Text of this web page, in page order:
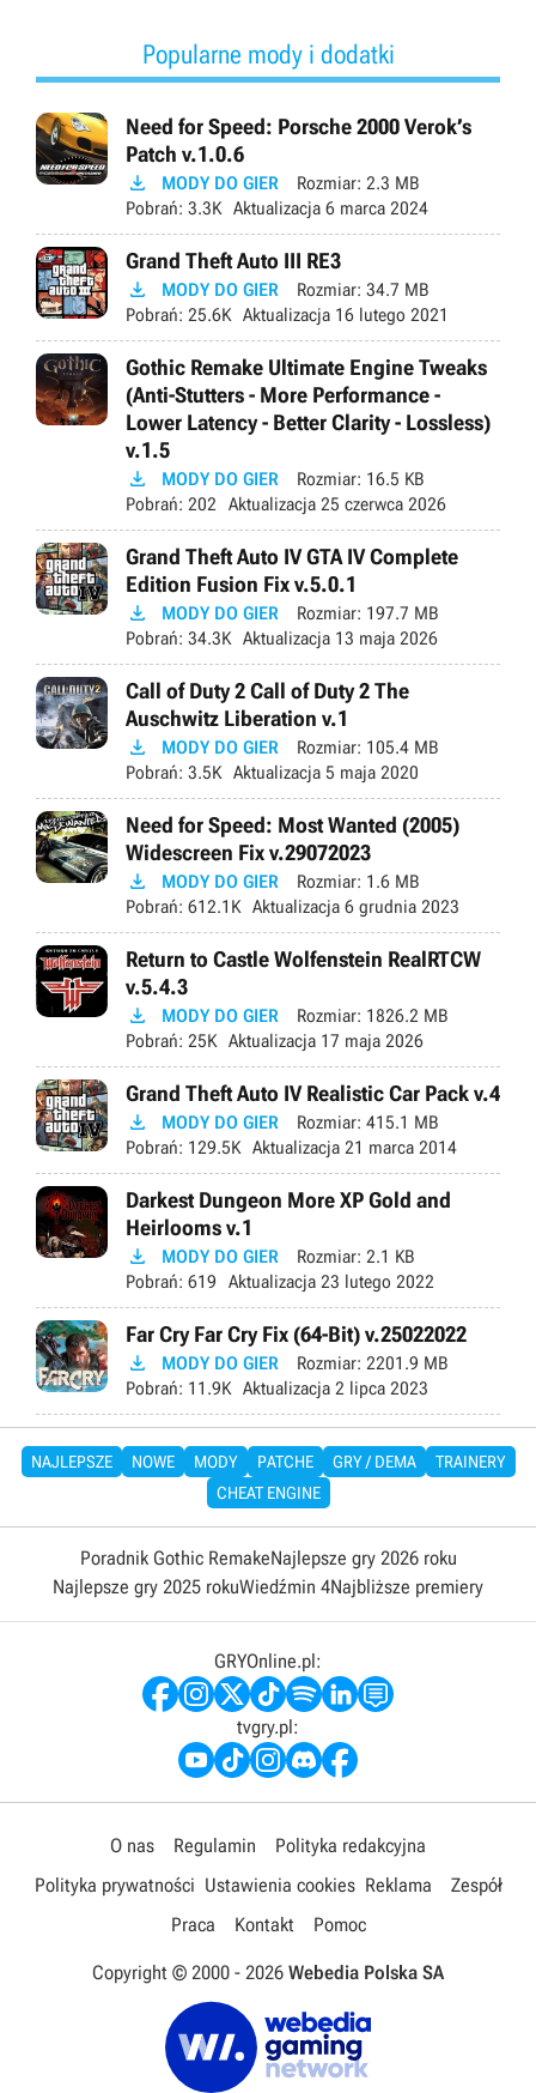
Popularne mody i dodatki
Need for Speed: Porsche 2000 Verok’s
Patch v.1.0.6
 MODY DO GIER Rozmiar: 2.3 MB
Pobrań: 3.3K Aktualizacja 6 marca 2024
Grand Theft Auto III RE3
 MODY DO GIER Rozmiar: 34.7 MB
Pobrań: 25.6K Aktualizacja 16 lutego 2021
Gothic Remake Ultimate Engine Tweaks
(Anti-Stutters - More Performance -
Lower Latency - Better Clarity - Lossless)
v.1.5
 MODY DO GIER Rozmiar: 16.5 KB
Pobrań: 202 Aktualizacja 25 czerwca 2026
Grand Theft Auto IV GTA IV Complete
Edition Fusion Fix v.5.0.1
 MODY DO GIER Rozmiar: 197.7 MB
Pobrań: 34.3K Aktualizacja 13 maja 2026
Call of Duty 2 Call of Duty 2 The
Auschwitz Liberation v.1
 MODY DO GIER Rozmiar: 105.4 MB
Pobrań: 3.5K Aktualizacja 5 maja 2020
Need for Speed: Most Wanted (2005)
Widescreen Fix v.29072023
 MODY DO GIER Rozmiar: 1.6 MB
Pobrań: 612.1K Aktualizacja 6 grudnia 2023
Return to Castle Wolfenstein RealRTCW
v.5.4.3
 MODY DO GIER Rozmiar: 1826.2 MB
Pobrań: 25K Aktualizacja 17 maja 2026
Grand Theft Auto IV Realistic Car Pack v.4
 MODY DO GIER Rozmiar: 415.1 MB
Pobrań: 129.5K Aktualizacja 21 marca 2014
Darkest Dungeon More XP Gold and
Heirlooms v.1
 MODY DO GIER Rozmiar: 2.1 KB
Pobrań: 619 Aktualizacja 23 lutego 2022
Far Cry Far Cry Fix (64-Bit) v.25022022
 MODY DO GIER Rozmiar: 2201.9 MB
Pobrań: 11.9K Aktualizacja 2 lipca 2023
NAJLEPSZE NOWE MODY PATCHE GRY / DEMA
TRAINERY
CHEAT ENGINE
Poradnik Gothic RemakeNajlepsze gry 2026 roku
Najlepsze gry 2025 rokuWiedźmin 4Najbliższe premiery
GRYOnline.pl:
tvgry.pl:
O nas Regulamin
Polityka redakcyjna
Polityka prywatności Ustawienia cookies Reklama
Zespół
Praca
Kontakt Pomoc
Copyright © 2000 - 2026 Webedia Polska SA